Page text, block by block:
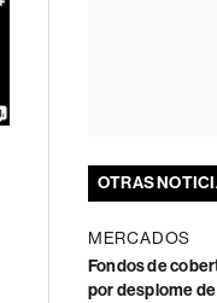
OTRAS
MERCADOS
Fondos de
por desplome